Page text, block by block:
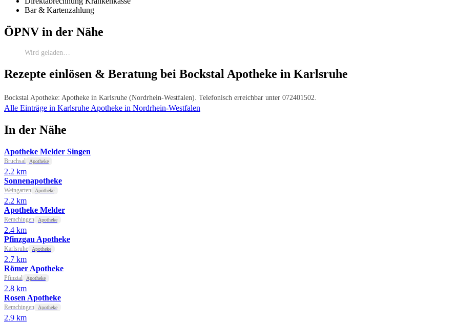
Bar & Kartenzahlung
ÖPNV in der Nähe
Wird geladen…
Rezepte einlösen & Beratung bei Bockstal Apotheke in Karlsruhe
Bockstal Apotheke: Apotheke in Karlsruhe (Nordrhein-Westfalen). Telefonisch erreichbar unter 072401502.
Alle Einträge in Karlsruhe Apotheke in Nordrhein-Westfalen
In der Nähe
Apotheke Melder Singen
Bruchsal Apotheke
2.2 km
Sonnenapotheke
Weingarten Apotheke
2.2 km
Apotheke Melder
Remchingen Apotheke
2.4 km
Pfinzgau Apotheke
Karlsruhe Apotheke
2.7 km
Römer Apotheke
Pfinztal Apotheke
2.8 km
Rosen Apotheke
Remchingen Apotheke
2.9 km